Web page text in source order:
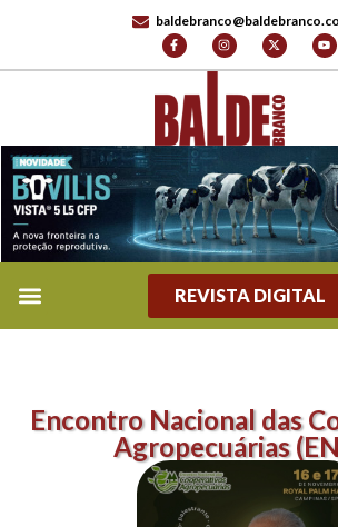
REVISTA DIGITAL
Encontro Nacional das
Agropecuárias